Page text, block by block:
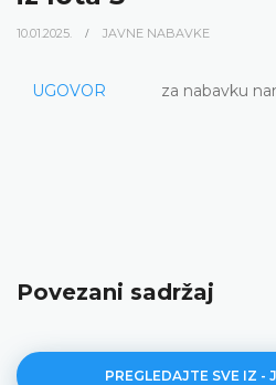
10.01.2025. JAVNE NABAVKE
UGOVOR za nabavku
Povezani sadržaj
PREGLEDAJTE SVE IZ -